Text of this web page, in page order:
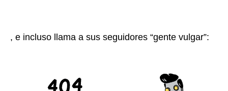
, e incluso llama a sus seguidores “gente vulgar”: